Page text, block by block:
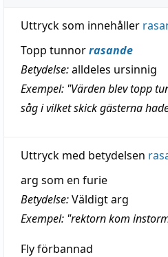
Uttryck som innehåller
Topp tunnorrasande
Betydelse:alldeles ursinnig
Exempel: "Värden blev topp
såg i vilket skick gästerna
Uttryck med betydelsen
arg som en furie
Betydelse:Väldigt arg
Exempel: "rektorn kom
Fly förbannad